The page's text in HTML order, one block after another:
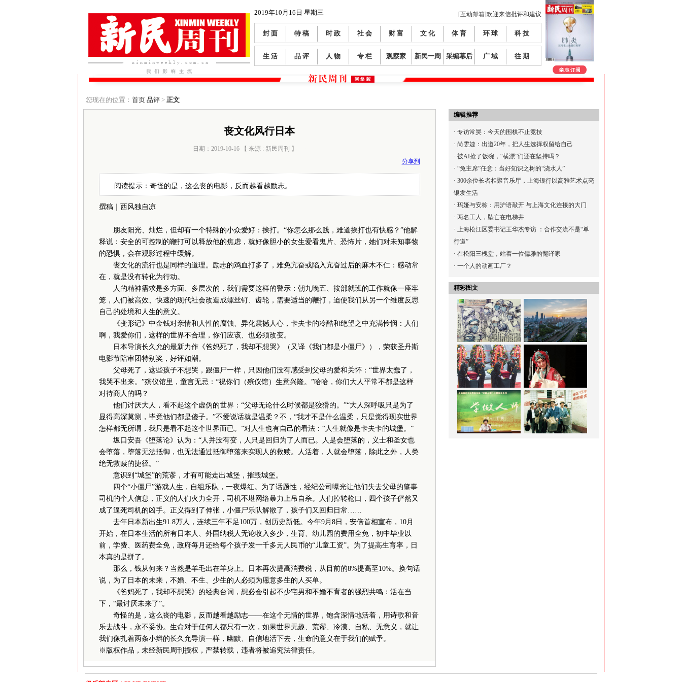
2019年10月16日 星期三 [互动邮箱]欢迎来信批评和建议
封 面 特 稿 时 政 社 会 财 富 文 化 体 育 环 球 科 技
生 活 品 评 人 物 专 栏 观察家 新民一周 采编幕后 广 域 往 期
您现在的位置： 首页 品评> 正文
丧文化风行日本
日期：2019-10-16 【 来源 : 新民周刊 】
分享到
阅读提示：奇怪的是，这么丧的电影，反而越看越励志。
撰稿｜西风独自凉
朋友阳光、灿烂，但却有一个特殊的小众爱好：挨打。“你怎么那么贱，难道挨打也有快感？”他解
释说：安全的可控制的鞭打可以释放他的焦虑，就好像胆小的女生爱看鬼片、恐怖片，她们对未知事物
的恐惧，会在观影过程中缓解。
丧文化的流行也是同样的道理。励志的鸡血打多了，难免亢奋或陷入亢奋过后的麻木不仁：感动常
在，就是没有转化为行动。
人的精神需求是多方面、多层次的，我们需要这样的警示：朝九晚五、按部就班的工作就像一座牢
笼，人们被高效、快速的现代社会改造成螺丝钉、齿轮，需要适当的鞭打，迫使我们从另一个维度反思
自己的处境和人生的意义。
《变形记》中金钱对亲情和人性的腐蚀、异化震撼人心，卡夫卡的冷酷和绝望之中充满怜悯：人们
啊，我爱你们，这样的世界不合理，你们应该、也必须改变。
日本导演长久允的最新力作《爸妈死了，我却不想哭》（又译《我们都是小僵尸》），荣获圣丹斯
电影节陪审团特别奖，好评如潮。
父母死了，这些孩子不想哭，跟僵尸一样，只因他们没有感受到父母的爱和关怀：“世界太蠢了，
我哭不出来。”殡仪馆里，童言无忌：“祝你们（殡仪馆）生意兴隆。”哈哈，你们大人平常不都是这样
对待商人的吗？
他们讨厌大人，看不起这个虚伪的世界：“父母无论什么时候都是狡猾的。”“大人深呼吸只是为了
显得高深莫测，毕竟他们都是傻子。”不爱说话就是温柔？不，“我才不是什么温柔，只是觉得现实世界
怎样都无所谓，我只是看不起这个世界而已。”对人生也有自己的看法：“人生就像是卡夫卡的城堡。”
坂口安吾《堕落论》认为：“人并没有变，人只是回归为了人而已。人是会堕落的，义士和圣女也
会堕落，堕落无法抵御，也无法通过抵御堕落来实现人的救赎。人活着，人就会堕落，除此之外，人类
绝无救赎的捷径。”
意识到“城堡”的荒谬，才有可能走出城堡，摧毁城堡。
四个“小僵尸”游戏人生，自组乐队，一夜爆红。为了话题性，经纪公司曝光让他们失去父母的肇事
司机的个人信息，正义的人们火力全开，司机不堪网络暴力上吊自杀。人们掉转枪口，四个孩子俨然又
成了逼死司机的凶手。正义得到了伸张，小僵尸乐队解散了，孩子们又回归日常……
去年日本新出生91.8万人，连续三年不足100万，创历史新低。今年9月8日，安倍首相宣布，10月
开始，在日本生活的所有日本人、外国纳税人无论收入多少，生育、幼儿园的费用全免，初中毕业以
前，学费、医药费全免，政府每月还给每个孩子发一千多元人民币的“儿童工资”。为了提高生育率，日
本真的是拼了。
那么，钱从何来？当然是羊毛出在羊身上。日本再次提高消费税，从目前的8%提高至10%。换句话
说，为了日本的未来，不婚、不生、少生的人必须为愿意多生的人买单。
《爸妈死了，我却不想哭》的经典台词，想必会引起不少宅男和不婚不育者的强烈共鸣：活在当
下，“最讨厌未来了”。
奇怪的是，这么丧的电影，反而越看越励志——在这个无情的世界，饱含深情地活着，用诗歌和音
乐去战斗，永不妥协。生命对于任何人都只有一次，如果世界无趣、荒谬、冷漠、自私、无意义，就让
我们像扎着两条小辫的长久允导演一样，幽默、自信地活下去，生命的意义在于我们的赋予。
※ 版权作品，未经新民周刊授权，严禁转载，违者将被追究法律责任。
编辑推荐
· 专访常昊：今天的围棋不止竞技
· 尚雯婕：出道20年，把人生选择权留给自己
· 被AI抢了饭碗，“横漂”们还在坚持吗？
· “兔主席”任意：当好知识之树的“浇水人”
· 300余位长者相聚音乐厅，上海银行以高雅艺术点亮
银发生活
· 玛娅与安栋：用沪语敲开 与上海文化连接的大门
· 两名工人，坠亡在电梯井
· 上海松江区委书记王华杰专访 ：合作交流不是“单
行道”
· 在松阳三槐堂，站着一位儒雅的翻译家
· 一个人的动画工厂？
精彩图文